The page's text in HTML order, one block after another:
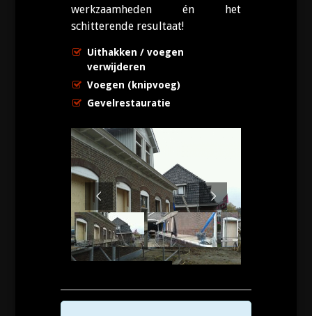
werkzaamheden én het
schitterende resultaat!
Uithakken / voegen
verwijderen
Voegen (knipvoeg)
Gevelrestauratie